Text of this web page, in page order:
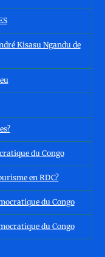
Kisasu Ngandu de
du Congo
en RDC?
du Congo
du Congo